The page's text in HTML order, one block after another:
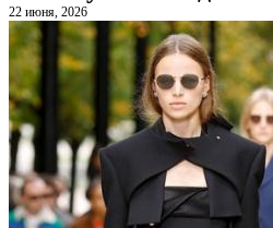
22 июня, 2026